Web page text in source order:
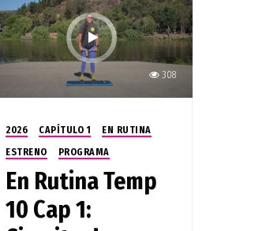
308
2026 CAPÍTULO 1
EN RUTINA
ESTRENO
PROGRAMA
En Rutina Temp
10 Cap 1: